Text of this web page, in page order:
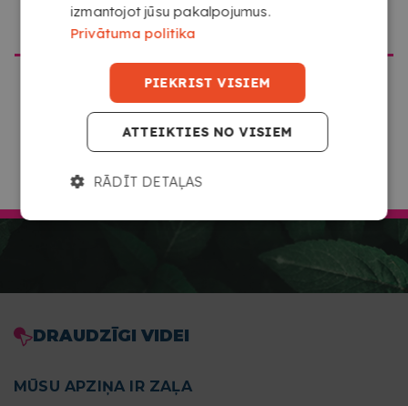
DOTIES UZ COPYKREA USA
DOTIES UZ COPYKREA LATVIJA
formātā drukāšanai.
DRAUDZĪGI VIDEI
MŪSU APZIŅA IR ZAĻA
izmantojot jūsu pakalpojumus.
Privātuma politika
PIEKRIST VISIEM
ATTEIKTIES NO VISIEM
RĀDĪT DETAĻAS